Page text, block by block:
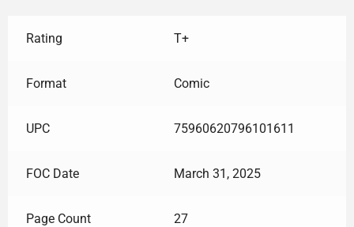
Rating T+
Format Comic
UPC 75960620796101611
FOC Date March 31, 2025
Page Count 27